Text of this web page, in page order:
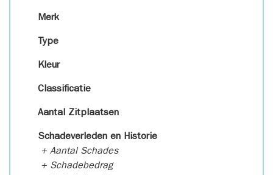
Merk
Type
Kleur
Classificatie
Aantal Zitplaatsen
Schadeverleden en Historie
+ Aantal Schades
+ Schadebedrag